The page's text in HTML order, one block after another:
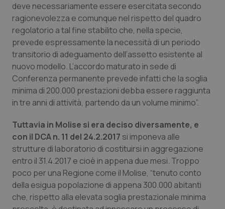
Provincia Autonoma di Bolzano
Provincia Autonoma di Trento
Puglia
Sardegna
Sicilia
Toscana
Umbria
Valle D’Aosta
Infezioni & Febbre
Ipertensione & Scompenso
Malattie rare
Malattia di Crohn & Rettocolite Ulcerosa
Neuroscienze & patologie neurodegenerative
Obesità
Oftalmologia
Oncodermatologia
deve necessariamente essere esercitata secondo
ragionevolezza e comunque nel rispetto del quadro
regolatorio a tal fine stabilito che, nella specie,
prevede espressamente la necessità di un periodo
transitorio di adeguamento dell’assetto esistente al
nuovo modello. L’accordo maturato in sede di
Conferenza permanente prevede infatti che la soglia
minima di 200.000 prestazioni debba essere raggiunta
in tre anni di attività, partendo da un volume minimo”.
Tuttavia in Molise si era deciso diversamente, e
con il DCA n. 11 del 24.2.2017 si imponeva alle
strutture di laboratorio di costituirsi in aggregazione
entro il 31.4.2017 e cioè in appena due mesi. Troppo
poco per una Regione come il Molise, “tenuto conto
della esigua popolazione di appena 300.000 abitanti
che, rispetto alla elevata soglia prestazionale minima